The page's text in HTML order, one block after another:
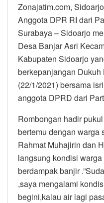
Zonajatim.com,
Anggota DPR RI dari
Surabaya – Sidoarjo
Desa Banjar Asri
Kabupaten Sidoarjo
berkepanjangan
(22/1/2021) bersama
anggota DPRD dari
Rombongan hadir
bertemu dengan warga
Rahmat Muhajirin dan
langsung kondisi
berdampak banjir
,saya mengalami
begini,kalau air lagi